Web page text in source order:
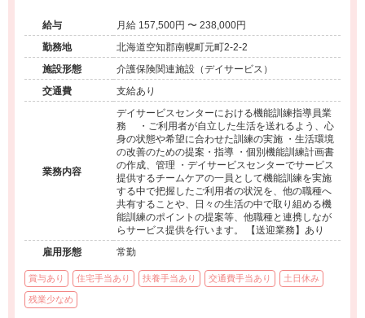
給与
月給 157,500円 〜 238,000円
勤務地
北海道空知郡南幌町元町2-2-2
施設形態
介護保険関連施設（デイサービス）
交通費
支給あり
業務内容
デイサービスセンターにおける機能訓練指導員業
務 ・ご利用者が自立した生活を送れるよう、心
身の状態や希望に合わせた訓練の実施 ・生活環境
の改善のための提案・指導 ・個別機能訓練計画書
の作成、管理 ・デイサービスセンターでサービス
提供するチームケアの一員として機能訓練を実施
する中で把握したご利用者の状況を、他の職種へ
共有することや、日々の生活の中で取り組める機
能訓練のポイントの提案等、他職種と連携しなが
らサービス提供を行います。 【送迎業務】あり
雇用形態
常勤
賞与あり 住宅手当あり 扶養手当あり 交通費手当あり 土日休み
残業少なめ